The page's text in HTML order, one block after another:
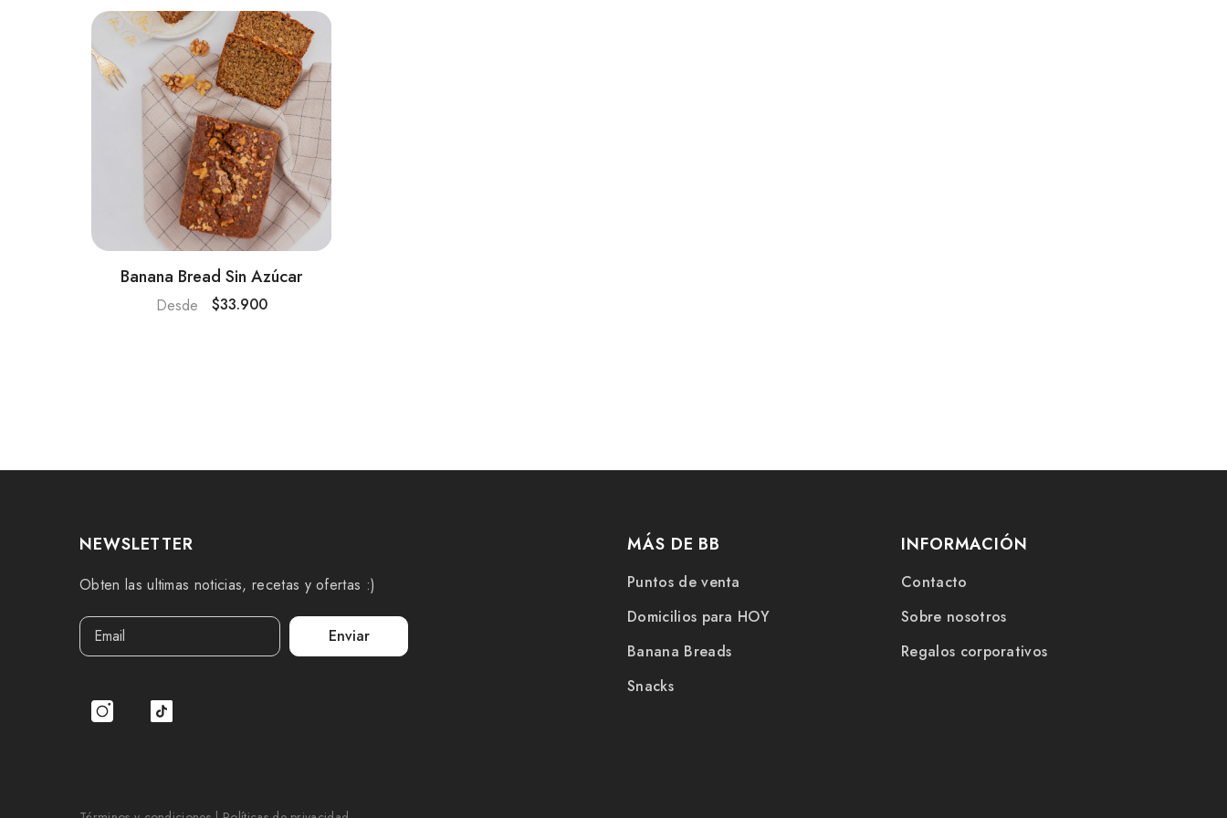
Banana Bread Sin Azúcar
Desde $33.900
NEWSLETTER
Obten las ultimas noticias, recetas y ofertas :)
Enviar
MÁS DE BB
Puntos de venta
Domicilios para HOY
Banana Breads
Snacks
INFORMACIÓN
Contacto
Sobre nosotros
Regalos corporativos